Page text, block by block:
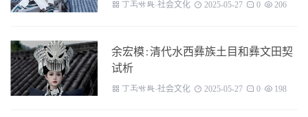
갆괇긗댃·社会文化 2025-05-27 0 206
余宏模:清代水西彝族土目和彝文田契
试析
갆괇긗댃·社会文化 2025-05-27 0 198